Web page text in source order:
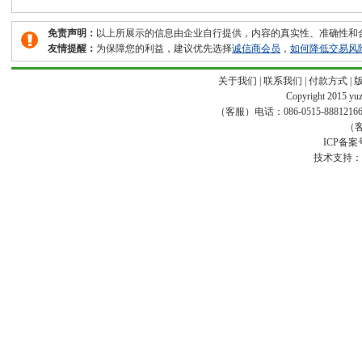
免责声明： 以上所展示的信息由企业自行提供，内容的真实性、准确性
友情提醒： 为保障您的利益，建议优先选择诚信商会员 ， 如何降低交易风
关于我们 联系我们 付款方式
Copyright 2015
（客服）电话：086-0515-
（
ICP备案
技术支持：